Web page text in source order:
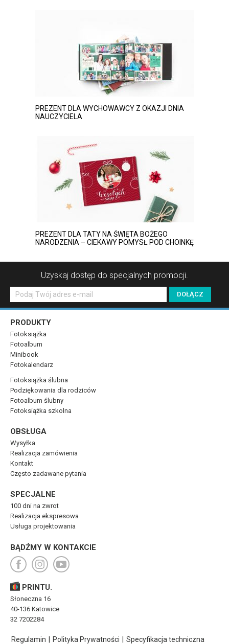
PREZENT DLA WYCHOWAWCY Z OKAZJI DNIA
NAUCZYCIELA
PREZENT DLA TATY NA ŚWIĘTA BOŻEGO
NARODZENIA – CIEKAWY POMYSŁ POD CHOINKĘ
Uzyskaj dostęp do specjalnych promocji.
PRINTU.
Słoneczna 16
40-136 Katowice
32 7202284
PRODUKTY
Fotoksiążka
Fotoalbum
Minibook
Fotokalendarz
Fotoksiążka ślubna
Podziękowania dla rodziców
Fotoalbum ślubny
Fotoksiążka szkolna
OBSŁUGA
Wysyłka
Realizacja zamówienia
Kontakt
Często zadawane pytania
SPECJALNE
100 dni na zwrot
Realizacja ekspresowa
Usługa projektowania
BĄDŹMY W KONTAKCIE
Regulamin Polityka Prywatności Specyfikacja techniczna